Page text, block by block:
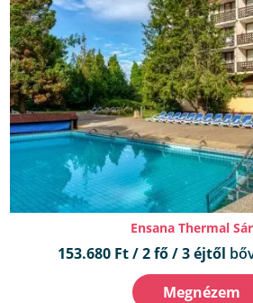
Ensana Thermal
153.680 Ft / 2 fő / 3 éjtől
Megnézem